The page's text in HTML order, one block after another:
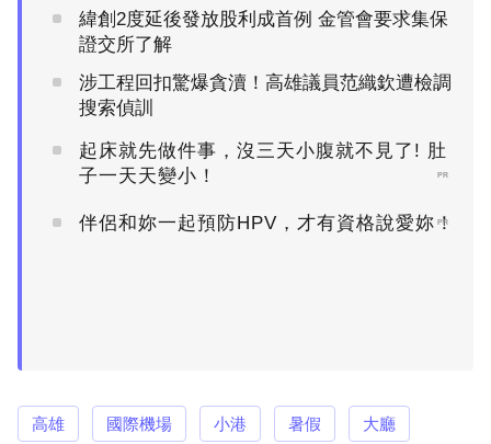
緯創2度延後發放股利成首例 金管會要求集保
證交所了解
涉工程回扣驚爆貪瀆！高雄議員范織欽遭檢調
搜索偵訓
起床就先做件事，沒三天小腹就不見了! 肚
子一天天變小！
PR
伴侶和妳一起預防HPV，才有資格說愛妳！
PR
高雄 國際機場 小港 暑假 大廳